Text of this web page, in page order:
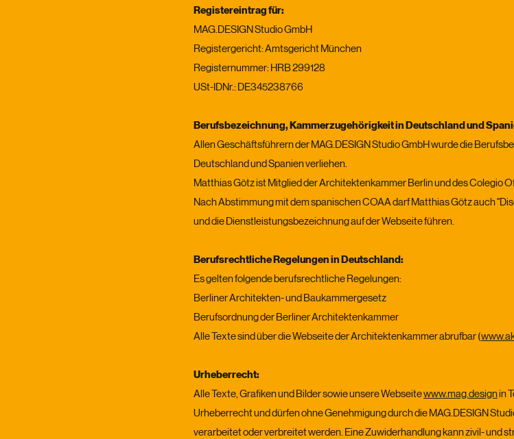
Registereintrag für:
MAG.DESIGN Studio GmbH
Registergericht: Amtsgericht München
Registernummer: HRB 299128
USt-IDNr.: DE345238766
Berufsbezeichnung, Kammerzugehörigkeit in Deutschland und
Allen Geschäftsführern der MAG.DESIGN Studio GmbH wurde die
Deutschland und Spanien verliehen.
Matthias Götz ist Mitglied der Architektenkammer Berlin und des Colegio
Nach Abstimmung mit dem spanischen COAA darf Matthias Götz auch
und die Dienstleistungsbezeichnung auf der Webseite führen.
Berufsrechtliche Regelungen in Deutschland:
Es gelten folgende berufsrechtliche Regelungen:
Berliner Architekten- und Baukammergesetz
Berufsordnung der Berliner Architektenkammer
Alle Texte sind über die Webseite der Architektenkammer abrufbar (
Urheberrecht:
Alle Texte, Grafiken und Bilder sowie unsere Webseitewww.mag.designin
Urheberrecht und dürfen ohne Genehmigung durch die MAG.DESIGN
verarbeitet oder verbreitet werden. Eine Zuwiderhandlung kann zivil- und